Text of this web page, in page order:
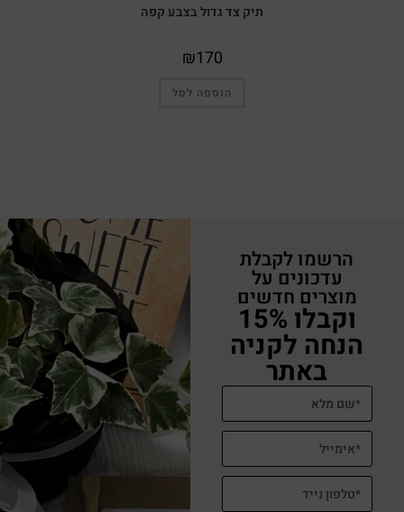
תיק צד גדול בצבע קפה
₪170
הוספה לסל
הרשמו לקבלת
עדכונים על
מוצרים חדשים
וקבלו 15%
הנחה לקניה
באתר